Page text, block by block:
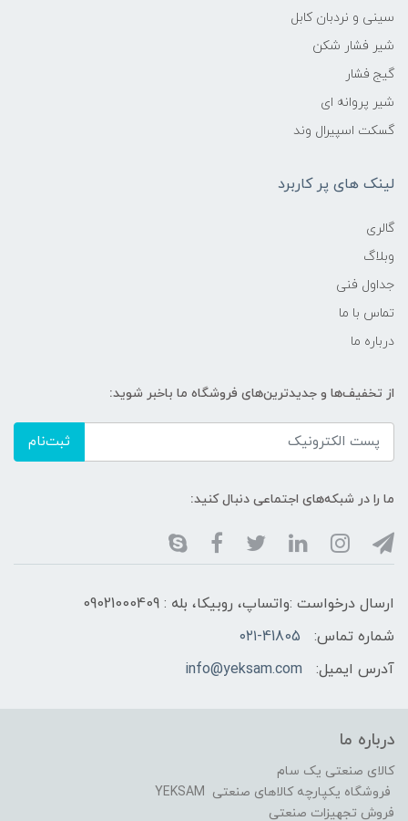
سینی و نردبان کابل
شیر فشار شکن
گیج فشار
شیر پروانه ای
گسکت اسپیرال وند
لینک های پر کاربرد
گالری
وبلاگ
جداول فنی
تماس با ما
درباره ما
از تخفیف‌ها و جدیدترین‌های فروشگاه ما باخبر شوید:
ثبت‌نام
ما را در شبکه‌های اجتماعی دنبال کنید:
ارسال درخواست :واتساپ، روبیکا، بله : 09021000409
شماره تماس:
۰۲۱-41805
آدرس ایمیل:
info@yeksam.com
درباره ما
کالای صنعتی یک سام
فروشگاه یکپارچه کالاهای صنعتی YEKSAM
فروش تجهیزات صنعتی